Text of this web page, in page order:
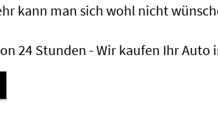
kann man sich wohl nicht
24 Stunden - Wir kaufen Ihr Auto